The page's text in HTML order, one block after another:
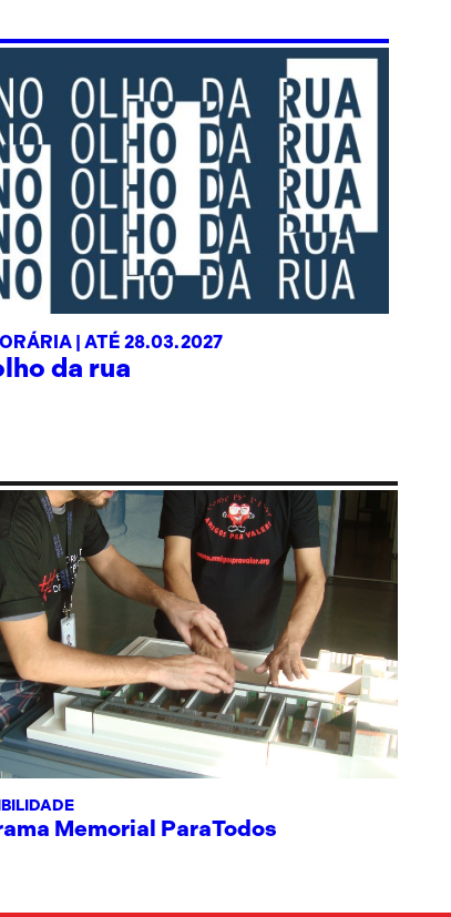
| ATÉ 28.03.2027
da rua
Memorial ParaTodos